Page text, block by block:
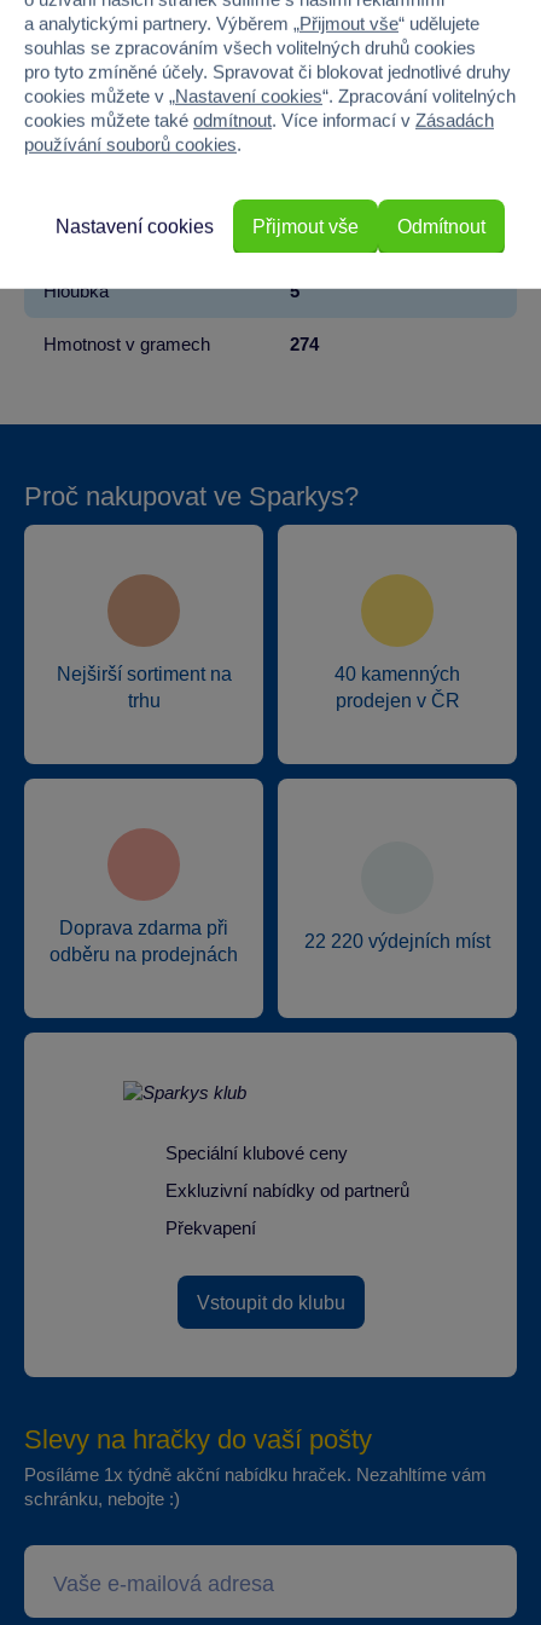
Věk od 3
Pohlaví HOLKA
Materiál PLAST
Výška 32.5
Hloubka 5
Hmotnost v gramech 274
Proč nakupovat ve Sparkys?
Nejširší sortiment na
trhu
40 kamenných
prodejen v ČR
Doprava zdarma při
odběru na prodejnách
22 220 výdejních míst
Speciální klubové ceny
Exkluzivní nabídky od partnerů
Překvapení
Vstoupit do klubu
Slevy na hračky do vaší pošty
Posíláme 1x týdně akční nabídku hraček. Nezahltíme vám
schránku, nebojte :)
a analytickými partnery. Výběrem „Přijmout vše“ udělujete
souhlas se zpracováním všech volitelných druhů cookies
pro tyto zmíněné účely. Spravovat či blokovat jednotlivé druhy
cookies můžete v „Nastavení cookies“. Zpracování volitelných
cookies můžete také odmítnout. Více informací v Zásadách
používání souborů cookies.
Odmítnout
Nastavení cookies Přijmout vše